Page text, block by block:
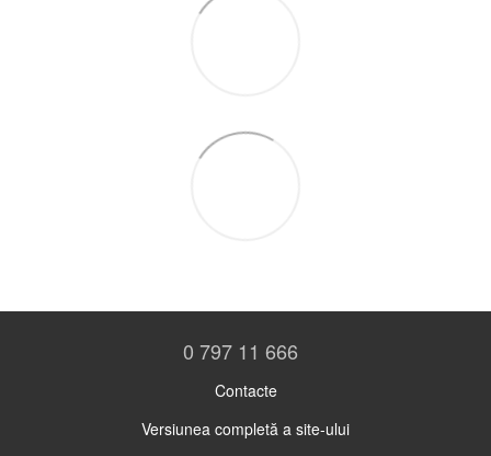
0 797 11 666
Contacte
Versiunea completă a site-ului